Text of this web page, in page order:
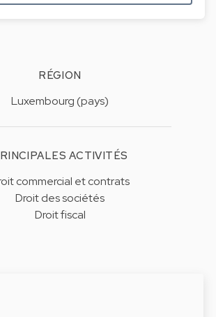
RÉGION
Luxembourg (pays)
ACTIVITÉS
commercial et contrats
Droit des sociétés
Droit fiscal